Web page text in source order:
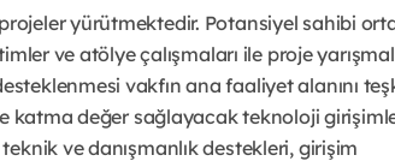
yürütmektedir. Potansiyel sahibi
ve atölye çalışmaları ile proje
vakfın ana faaliyet alanını
katma değer sağlayacak teknoloji
ve danışmanlık destekleri, girişim